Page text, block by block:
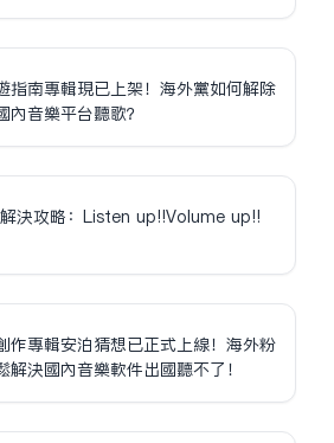
指南專輯現已上架！海外黨如何解除
音樂平台聽歌？
決攻略：Listen up!!Volume up!!
作專輯安泊猜想已正式上線！海外粉
決國內音樂軟件出國聽不了！